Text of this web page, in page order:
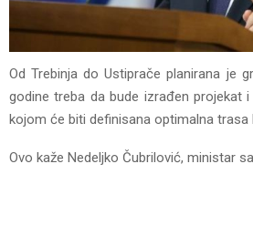
Od Trebinja do Ustiprače planirana je
godine treba da bude izrađen projekat
kojom će biti definisana optimalna trasa
Ovo kaže Nedeljko Čubrilović, ministar